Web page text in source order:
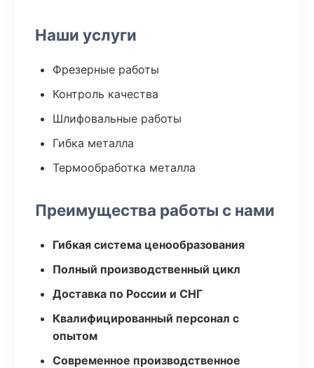
Наши услуги
Фрезерные работы
Контроль качества
Шлифовальные работы
Гибка металла
Термообработка металла
Преимущества работы с нами
Гибкая система ценообразования
Полный производственный цикл
Доставка по России и СНГ
Квалифицированный персонал с
опытом
Современное производственное